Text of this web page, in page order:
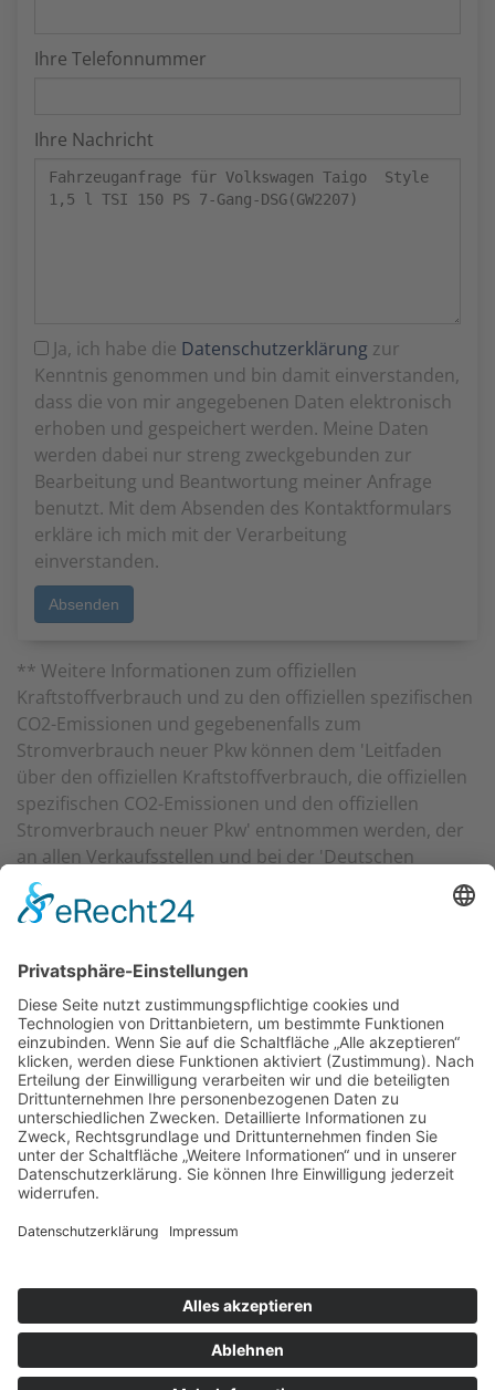
Ihre Telefonnummer
Ihre Nachricht
Ja, ich habe die Datenschutzerklärung zur
Kenntnis genommen und bin damit einverstanden,
dass die von mir angegebenen Daten elektronisch
erhoben und gespeichert werden. Meine Daten
werden dabei nur streng zweckgebunden zur
Bearbeitung und Beantwortung meiner Anfrage
benutzt. Mit dem Absenden des Kontaktformulars
erkläre ich mich mit der Verarbeitung
einverstanden.
** Weitere Informationen zum offiziellen
Kraftstoffverbrauch und zu den offiziellen spezifischen
CO2-Emissionen und gegebenenfalls zum
Stromverbrauch neuer Pkw können dem 'Leitfaden
über den offiziellen Kraftstoffverbrauch, die offiziellen
spezifischen CO2-Emissionen und den offiziellen
Stromverbrauch neuer Pkw' entnommen werden, der
an allen Verkaufsstellen und bei der 'Deutschen
Automobil Treuhand GmbH' unentgeltlich erhältlich ist
unter www.dat.de.
Ludwig Gandenberger GmbH & Co KG
Bergstraße 110
D-64319 Pfungstadt
Telefon06157 94600
Fax 06157 946014
info@autohaus-gandenberger.de
Geschäftszeiten